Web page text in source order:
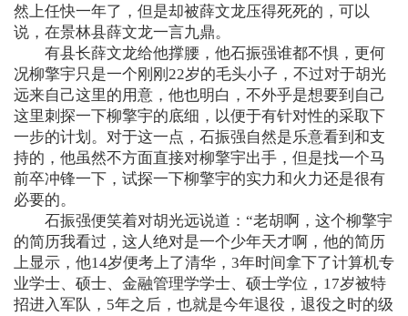
然上任快一年了，但是却被薛文龙压得死死的，可以
说，在景林县薛文龙一言九鼎。
有县长薛文龙给他撑腰，他石振强谁都不惧，更何
况柳擎宇只是一个刚刚22岁的毛头小子，不过对于胡光
远来自己这里的用意，他也明白，不外乎是想要到自己
这里刺探一下柳擎宇的底细，以便于有针对性的采取下
一步的计划。对于这一点，石振强自然是乐意看到和支
持的，他虽然不方面直接对柳擎宇出手，但是找一个马
前卒冲锋一下，试探一下柳擎宇的实力和火力还是很有
必要的。
石振强便笑着对胡光远说道：“老胡啊，这个柳擎宇
的简历我看过，这人绝对是一个少年天才啊，他的简历
上显示，他14岁便考上了清华，3年时间拿下了计算机专
业学士、硕士、金融管理学学士、硕士学位，17岁被特
招进入军队，5年之后，也就是今年退役，退役之时的级